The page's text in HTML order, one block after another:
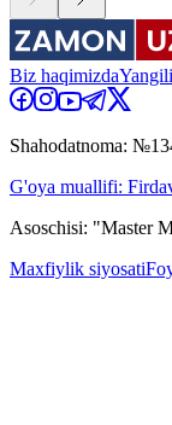
Biz haqimizda
Shahodatnoma:
G'oya muallifi:
Asoschisi: "Master
Maxfiylik siyosati